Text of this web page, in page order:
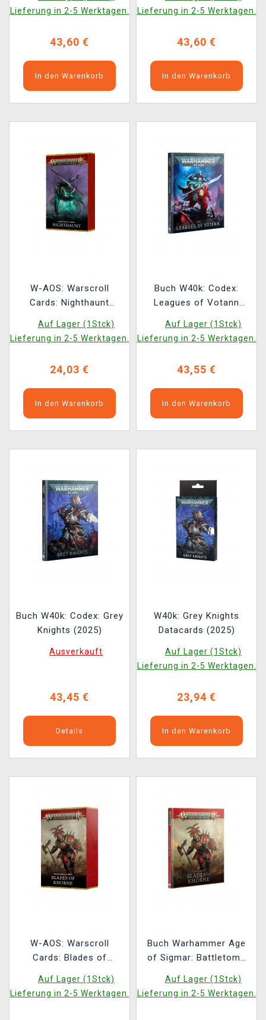
(2025)
Lieferung in 2-5 Werktagen.
43,60 €
In den Warenkorb
Lieferung in 2-5 Werktagen.
43,60 €
In den Warenkorb
W-AOS: Warscroll
Cards: Nighthaunt
Auf Lager (1Stck)
Lieferung in 2-5 Werktagen.
24,03 €
In den Warenkorb
Buch W40k: Codex:
Leagues of Votann
Auf Lager (1Stck)
Lieferung in 2-5 Werktagen.
43,55 €
In den Warenkorb
Buch W40k: Codex: Grey
Knights (2025)
Ausverkauft
43,45 €
Details
W40k: Grey Knights
Datacards (2025)
Auf Lager (1Stck)
Lieferung in 2-5 Werktagen.
23,94 €
In den Warenkorb
W-AOS: Warscroll
Cards: Blades of
Auf Lager (1Stck)
Lieferung in 2-5 Werktagen.
Buch Warhammer Age
of Sigmar: Battletome
(2025)
Auf Lager (1Stck)
Lieferung in 2-5 Werktagen.